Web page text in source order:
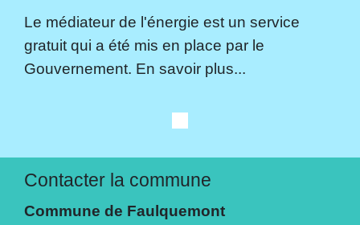
Le médiateur de l'énergie est un service
gratuit qui a été mis en place par le
Gouvernement. En savoir plus...
Contacter la commune
Commune de Faulquemont